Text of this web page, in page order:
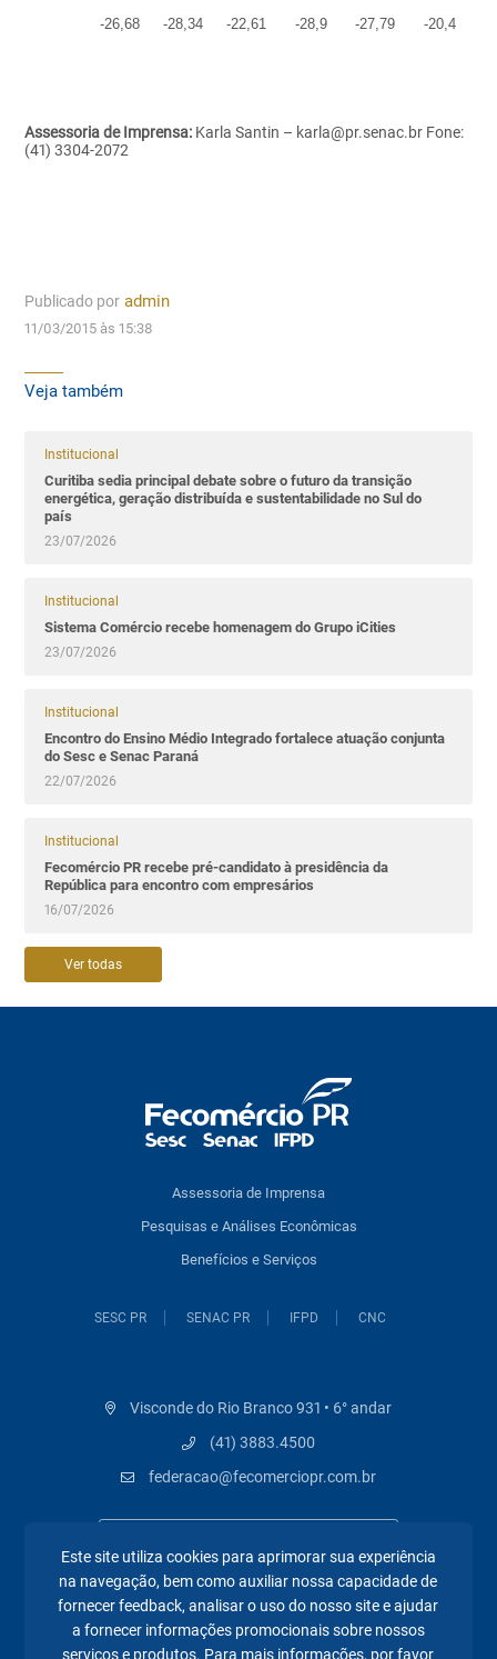
-26,68 -28,34 -22,61 -28,9 -27,79 -20,4
Assessoria de Imprensa: Karla Santin – karla@pr.senac.br Fone:
(41) 3304-2072
Publicado por admin
11/03/2015 às 15:38
Veja também
Institucional
Curitiba sedia principal debate sobre o futuro da transição
energética, geração distribuída e sustentabilidade no Sul do
país
23/07/2026
Institucional
Sistema Comércio recebe homenagem do Grupo iCities
23/07/2026
Institucional
Encontro do Ensino Médio Integrado fortalece atuação conjunta
do Sesc e Senac Paraná
22/07/2026
Institucional
Fecomércio PR recebe pré-candidato à presidência da
República para encontro com empresários
16/07/2026
Ver todas
Assessoria de Imprensa
Pesquisas e Análises Econômicas
Benefícios e Serviços
SESC PR SENAC PR IFPD CNC
Visconde do Rio Branco 931 • 6° andar
(41) 3883.4500
federacao@fecomerciopr.com.br
Páginas mais visitadas
Este site utiliza cookies para aprimorar sua experiência
na navegação, bem como auxiliar nossa capacidade de
fornecer feedback, analisar o uso do nosso site e ajudar
a fornecer informações promocionais sobre nossos
serviços e produtos. Para mais informações, por favor